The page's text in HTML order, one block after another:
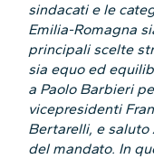
sindacati e le
Emilia-Romagna
principali scelte
sia equo ed
a Paolo Barbieri
vicepresidenti
Bertarelli, e
del mandato. In